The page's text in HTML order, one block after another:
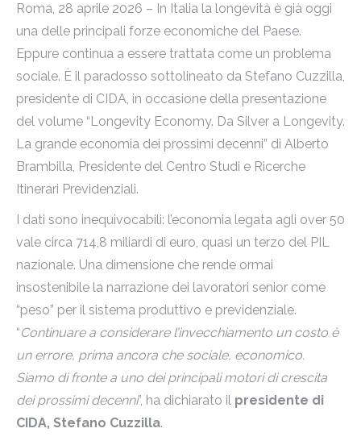
Roma, 28 aprile 2026 – In Italia la longevità è già oggi
una delle principali forze economiche del Paese.
Eppure continua a essere trattata come un problema
sociale. È il paradosso sottolineato da Stefano Cuzzilla,
presidente di CIDA, in occasione della presentazione
del volume “Longevity Economy. Da Silver a Longevity.
La grande economia dei prossimi decenni” di Alberto
Brambilla, Presidente del Centro Studi e Ricerche
Itinerari Previdenziali.
I dati sono inequivocabili: l’economia legata agli over 50
vale circa 714,8 miliardi di euro, quasi un terzo del PIL
nazionale. Una dimensione che rende ormai
insostenibile la narrazione dei lavoratori senior come
“peso” per il sistema produttivo e previdenziale.
“Continuare a considerare l’invecchiamento un costo è
un errore, prima ancora che sociale, economico.
Siamo di fronte a uno dei principali motori di crescita
dei prossimi decenni”, ha dichiarato il presidente di
CIDA, Stefano Cuzzilla.